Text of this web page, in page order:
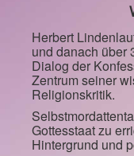
Herbert
und danach über
Dialog der
Zentrum seiner
Religionskritik.
Gottesstaat zu
Hintergrund und